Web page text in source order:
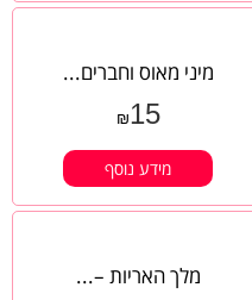
מיני מאוס וחברים...
₪15
מידע נוסף
מלך האריות –...